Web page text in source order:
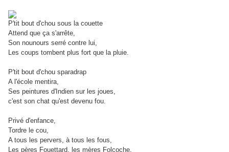
P'tit bout d'chou sous la couette
Attend que ça s'arrête,
Son nounours serré contre lui,
Les coups tombent plus fort que la pluie.
P'tit bout d'chou sparadrap
A l'école mentira,
Ses peintures d'Indien sur les joues,
c'est son chat qu'est devenu fou.
Privé d'enfance,
Tordre le cou,
A tous les pervers, à tous les fous,
Les pères Fouettard, les mères Folcoche,